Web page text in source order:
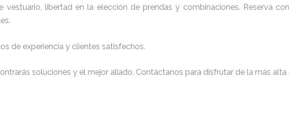
vestuario, libertad en la elección de prendas y combinaciones. Reserva
de experiencia y clientes satisfechos.
soluciones y el mejor aliado. Contáctanos para disfrutar de la más alta